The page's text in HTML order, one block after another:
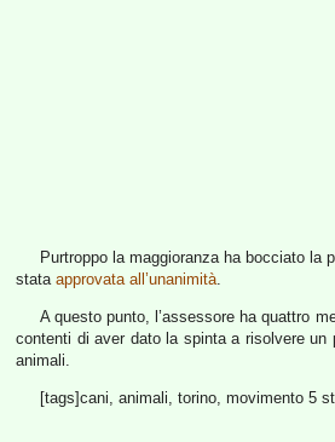
Purtroppo la maggioranza ha bocciato
stata approvata all’unanimità.
A questo punto, l’assessore ha quattro
contenti di aver dato la spinta a risolvere un
animali.
[tags]cani, animali, torino, movimento 5